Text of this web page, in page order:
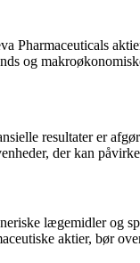
Pharmaceuticals
og
resultater er
der kan
lægemidler
aktier, bør